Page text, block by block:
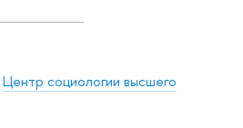
Центр социологии высшего